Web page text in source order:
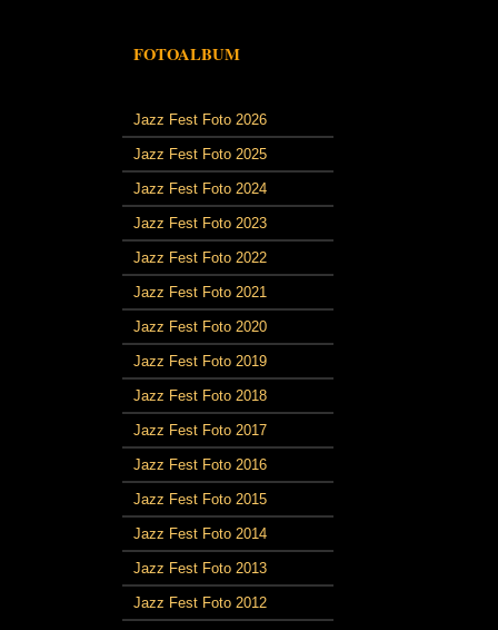
FOTOALBUM
Jazz Fest Foto 2026
Jazz Fest Foto 2025
Jazz Fest Foto 2024
Jazz Fest Foto 2023
Jazz Fest Foto 2022
Jazz Fest Foto 2021
Jazz Fest Foto 2020
Jazz Fest Foto 2019
Jazz Fest Foto 2018
Jazz Fest Foto 2017
Jazz Fest Foto 2016
Jazz Fest Foto 2015
Jazz Fest Foto 2014
Jazz Fest Foto 2013
Jazz Fest Foto 2012